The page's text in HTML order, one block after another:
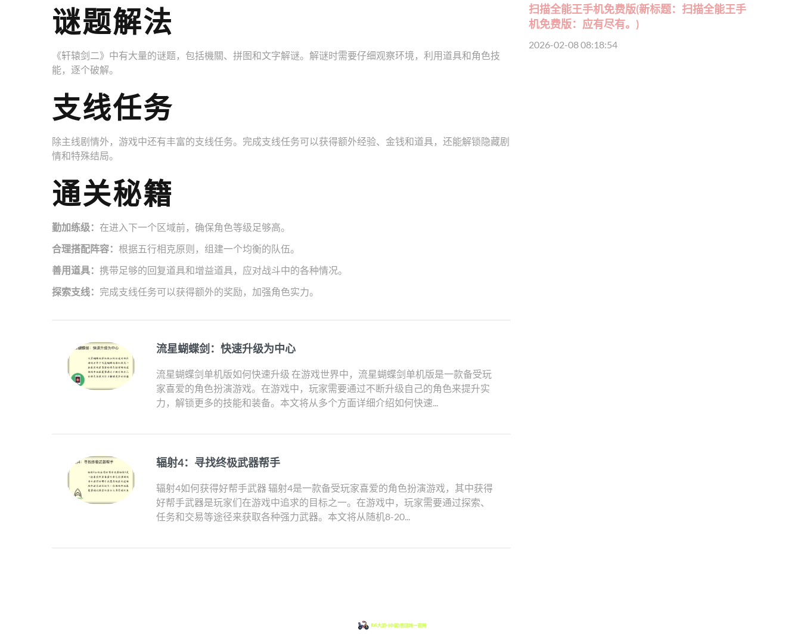
谜题解法
《轩辕剑二》中有大量的谜题，包括機關、拼图和文字解谜。解谜时需要仔细观察环境，利用道具和角色技
能，逐个破解。
支线任务
除主线剧情外，游戏中还有丰富的支线任务。完成支线任务可以获得额外经验、金钱和道具，还能解锁隐藏剧
情和特殊结局。
通关秘籍
勤加练级： 在进入下一个区域前，确保角色等级足够高。
合理搭配阵容： 根据五行相克原则，组建一个均衡的队伍。
善用道具： 携带足够的回复道具和增益道具，应对战斗中的各种情况。
探索支线： 完成支线任务可以获得额外的奖励，加强角色实力。
流星蝴蝶剑：快速升级为中心
流星蝴蝶剑单机版如何快速升级 在游戏世界中，流星蝴蝶剑单机版是一款备受玩
家喜爱的角色扮演游戏。在游戏中，玩家需要通过不断升级自己的角色来提升实
力，解锁更多的技能和装备。本文将从多个方面详细介绍如何快速...
辐射4：寻找终极武器帮手
辐射4如何获得好帮手武器 辐射4是一款备受玩家喜爱的角色扮演游戏，其中获得
好帮手武器是玩家们在游戏中追求的目标之一。在游戏中，玩家需要通过探索、
任务和交易等途径来获取各种强力武器。本文将从随机8-20...
扫描全能王手机免费版(新标题：扫描全能王手
机免费版：应有尽有。)
2026-02-08 08:18:54